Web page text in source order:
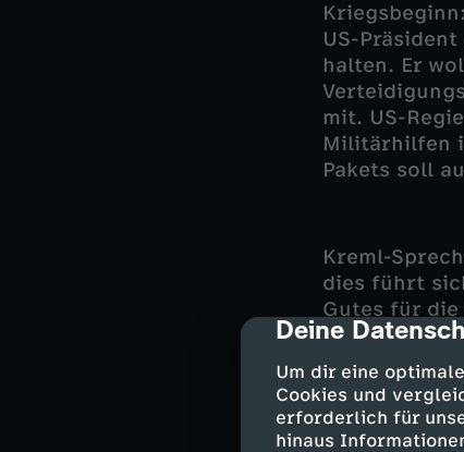
cmp-dialog-
Deine
Um dir eine
Cookies und
erforderlich für
hinaus
US-
halten. Er
mit. US-
Militärhilfen
Pakets soll
Kreml-
dies führt
Gutes für die
Selenskyj
Ein US-